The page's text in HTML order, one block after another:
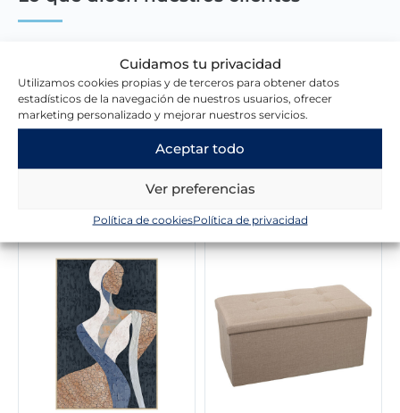
Cuidamos tu privacidad
Utilizamos cookies propias y de terceros para obtener datos
estadísticos de la navegación de nuestros usuarios, ofrecer
marketing personalizado y mejorar nuestros servicios.
Aceptar todo
Ver preferencias
Política de cookiesPolítica de privacidad
Escribir una reseña
Novedades en la tienda